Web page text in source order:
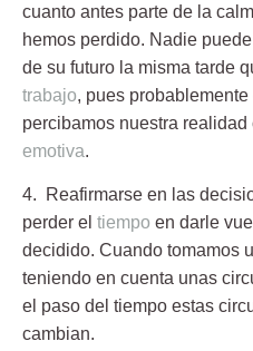
cuanto antes parte de la
hemos perdido. Nadie
de su futuro la misma tarde
trabajo, pues
percibamos nuestra realidad
emotiva.
4. Reafirmarse en las
perder el tiempo en darle
decidido. Cuando tomamos
teniendo en cuenta unas
el paso del tiempo estas
cambian.